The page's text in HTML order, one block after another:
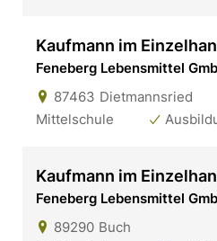
Kaufmann im
Feneberg Lebensmittel
87463 Dietmannsried
Mittelschule
Kaufmann im
Feneberg Lebensmittel
89290 Buch